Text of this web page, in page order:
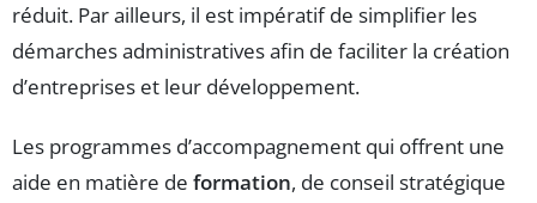
réduit. Par ailleurs, il est impératif de simplifier les
démarches administratives afin de faciliter la création
d’entreprises et leur développement.
Les programmes d’accompagnement qui offrent une
aide en matière de formation, de conseil stratégique